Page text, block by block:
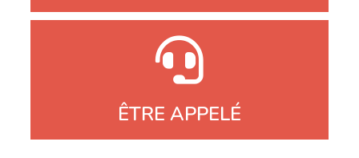
ÊTRE APPELÉ